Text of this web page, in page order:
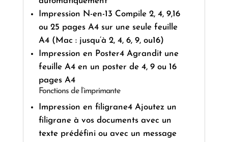
Impression N-en-13 Compile 2, 4, 9,16
ou 25 pages A4 sur une seule feuille
A4 (Mac : jusqu’à 2, 4, 6, 9, ou16)
Impression en Poster4 Agrandit une
feuille A4 en un poster de 4, 9 ou 16
pages A4
Fonctions de l’imprimante
Impression en filigrane4 Ajoutez un
filigrane à vos documents avec un
texte prédéfini ou avec un message